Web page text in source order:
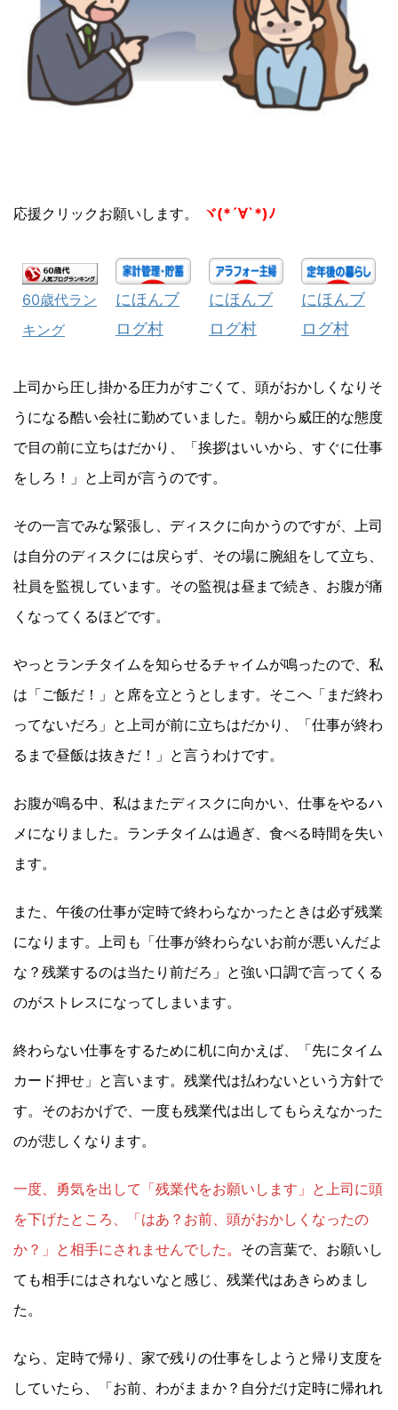
応援クリックお願いします。 ヾ(*´∀`*)ﾉ
60歳代ラン
キング
にほんブ
ログ村
にほんブ
ログ村
にほんブ
ログ村
上司から圧し掛かる圧力がすごくて、頭がおかしくなりそ
うになる酷い会社に勤めていました。朝から威圧的な態度
で目の前に立ちはだかり、「挨拶はいいから、すぐに仕事
をしろ！」と上司が言うのです。
その一言でみな緊張し、ディスクに向かうのですが、上司
は自分のディスクには戻らず、その場に腕組をして立ち、
社員を監視しています。その監視は昼まで続き、お腹が痛
くなってくるほどです。
やっとランチタイムを知らせるチャイムが鳴ったので、私
は「ご飯だ！」と席を立とうとします。そこへ「まだ終わ
ってないだろ」と上司が前に立ちはだかり、「仕事が終わ
るまで昼飯は抜きだ！」と言うわけです。
お腹が鳴る中、私はまたディスクに向かい、仕事をやるハ
メになりました。ランチタイムは過ぎ、食べる時間を失い
ます。
また、午後の仕事が定時で終わらなかったときは必ず残業
になります。上司も「仕事が終わらないお前が悪いんだよ
な？残業するのは当たり前だろ」と強い口調で言ってくる
のがストレスになってしまいます。
終わらない仕事をするために机に向かえば、「先にタイム
カード押せ」と言います。残業代は払わないという方針で
す。そのおかげで、一度も残業代は出してもらえなかった
のが悲しくなります。
一度、勇気を出して「残業代をお願いします」と上司に頭
を下げたところ、「はあ？お前、頭がおかしくなったの
か？」と相手にされませんでした。 その言葉で、お願いし
ても相手にはされないなと感じ、残業代はあきらめまし
た。
なら、定時で帰り、家で残りの仕事をしようと帰り支度を
していたら、「お前、わがままか？自分だけ定時に帰れれ